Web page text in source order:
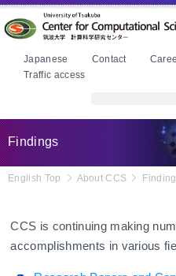
本文へ
Japanese Contact
Traffic access
Findings
English Top About CCS
CCS is continuing making
accomplishments in various